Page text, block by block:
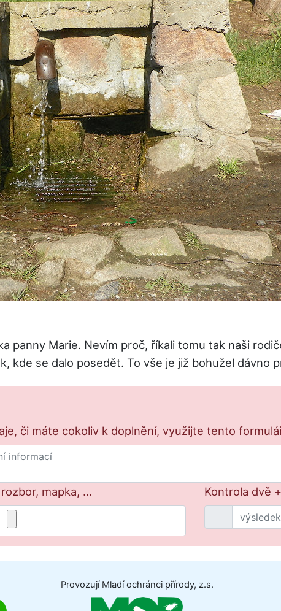
panny Marie. Nevím proč, říkali tomu tak naši
kde se dalo posedět. To vše je již bohužel dávno
či máte cokoliv k doplnění, využijte tento
mapka, ... Kontrola dvě
Provozují Mladí ochránci přírody, z.s.